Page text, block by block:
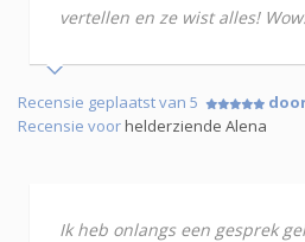
vertellen en ze wist alles!
Recensie geplaatst van 5
Recensie voorhelderziende Alena
Ik heb onlangs een gesprek